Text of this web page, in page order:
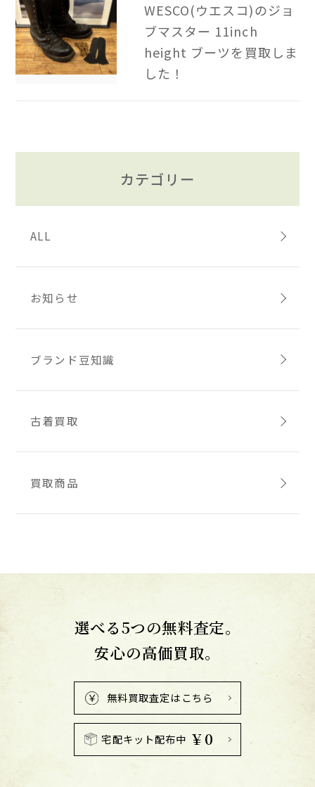
WESCO(ウエスコ)のジョ
ブマスター 11inch
height ブーツを買取しま
した！
カテゴリー
ALL
お知らせ
ブランド豆知識
古着買取
買取商品
選べる5つの無料査定。
安心の高価買取。
無料買取査定はこちら
宅配キット配布中 ￥0